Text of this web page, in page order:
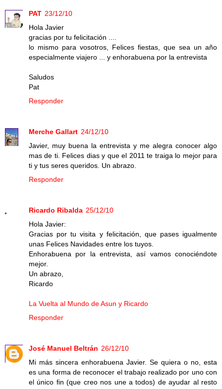
PAT 23/12/10
Hola Javier
gracias por tu felicitación ....
lo mismo para vosotros, Felices fiestas, que sea un año
especialmente viajero ... y enhorabuena por la entrevista
Saludos
Pat
Responder
Merche Gallart 24/12/10
Javier, muy buena la entrevista y me alegra conocer algo
mas de ti. Felices dias y que el 2011 te traiga lo mejor para
ti y tus seres queridos. Un abrazo.
Responder
Ricardo Ribalda 25/12/10
Hola Javier:
Gracias por tu visita y felicitación, que pases igualmente
unas Felices Navidades entre los tuyos.
Enhorabuena por la entrevista, así vamos conociéndote
mejor.
Un abrazo,
Ricardo
La Vuelta al Mundo de Asun y Ricardo
Responder
José Manuel Beltrán 26/12/10
Mi más sincera enhorabuena Javier. Se quiera o no, esta
es una forma de reconocer el trabajo realizado por uno con
el único fin (que creo nos une a todos) de ayudar al resto